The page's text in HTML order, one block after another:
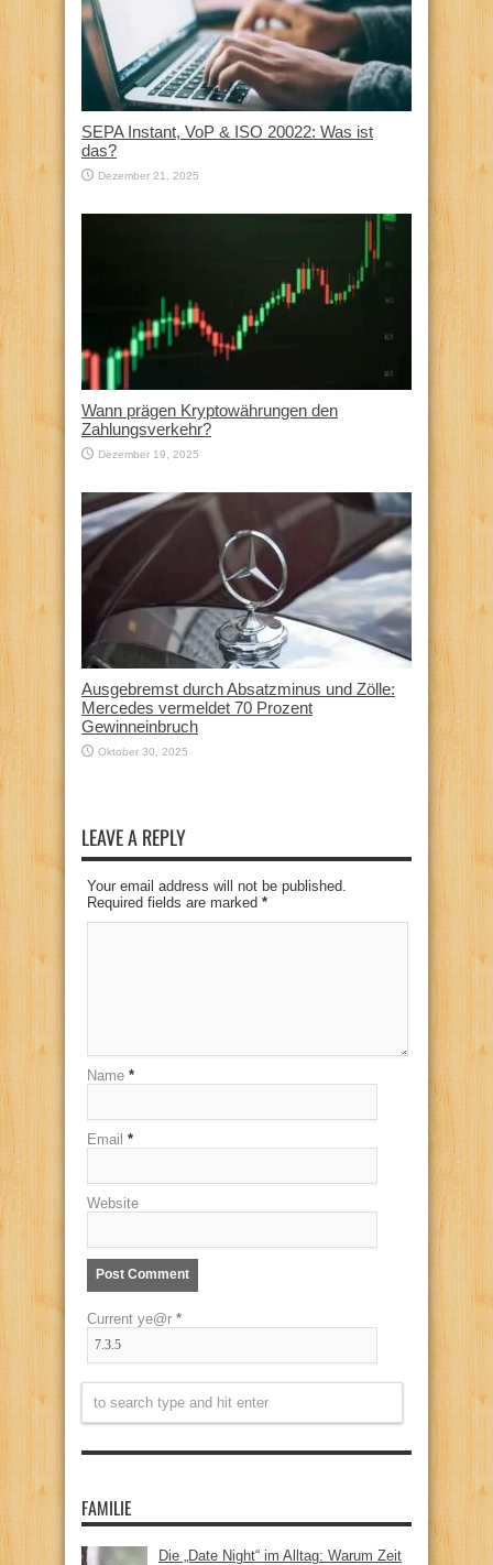
SEPA Instant, VoP & ISO 20022: Was ist
das?
Dezember 21, 2025
Wann prägen Kryptowährungen den
Zahlungsverkehr?
Dezember 19, 2025
Ausgebremst durch Absatzminus und Zölle:
Mercedes vermeldet 70 Prozent
Gewinneinbruch
Oktober 30, 2025
LEAVE A REPLY
Your email address will not be published.
Required fields are marked *
Name *
Email *
Website
Current ye@r *
FAMILIE
Die „Date Night“ im Alltag: Warum Zeit